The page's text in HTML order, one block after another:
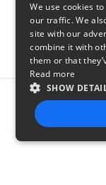
We use cookies
our traffic. We
site with our
combine it with
them or that
Read more
SHOW
STRICTLY